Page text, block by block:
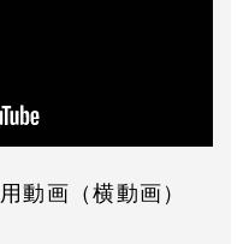
動画（横動画）